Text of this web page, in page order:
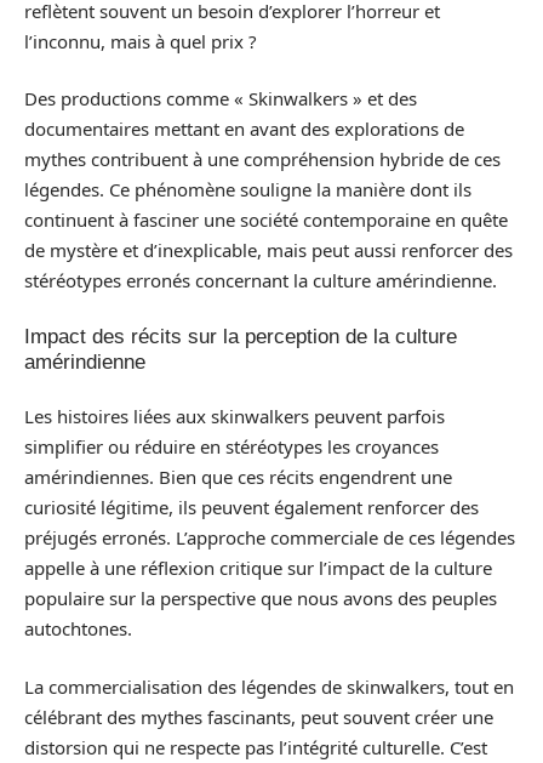
reflètent souvent un besoin d’explorer l’horreur et
l’inconnu, mais à quel prix ?
Des productions comme « Skinwalkers » et des
documentaires mettant en avant des explorations de
mythes contribuent à une compréhension hybride de ces
légendes. Ce phénomène souligne la manière dont ils
continuent à fasciner une société contemporaine en quête
de mystère et d’inexplicable, mais peut aussi renforcer des
stéréotypes erronés concernant la culture amérindienne.
Impact des récits sur la perception de la culture
amérindienne
Les histoires liées aux skinwalkers peuvent parfois
simplifier ou réduire en stéréotypes les croyances
amérindiennes. Bien que ces récits engendrent une
curiosité légitime, ils peuvent également renforcer des
préjugés erronés. L’approche commerciale de ces légendes
appelle à une réflexion critique sur l’impact de la culture
populaire sur la perspective que nous avons des peuples
autochtones.
La commercialisation des légendes de skinwalkers, tout en
célébrant des mythes fascinants, peut souvent créer une
distorsion qui ne respecte pas l’intégrité culturelle. C’est